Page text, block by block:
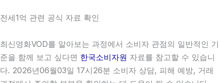
전세1억 관련 공식 자료 확인
최신영화VOD를 알아보는 과정에서 소비자 관점의 일반적인 기
준을 함께 보고 싶다면 한국소비자원 자료를 참고할 수 있습니
다. 2026년06월03일 17시26분 소비자 상담, 피해 예방, 거래